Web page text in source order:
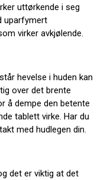
uttørkende i seg
uparfymert
virker avkjølende.
hevelse i huden kan
over det brente
å dempe den betente
tablett virke. Har du
med hudlegen din.
det er viktig at det